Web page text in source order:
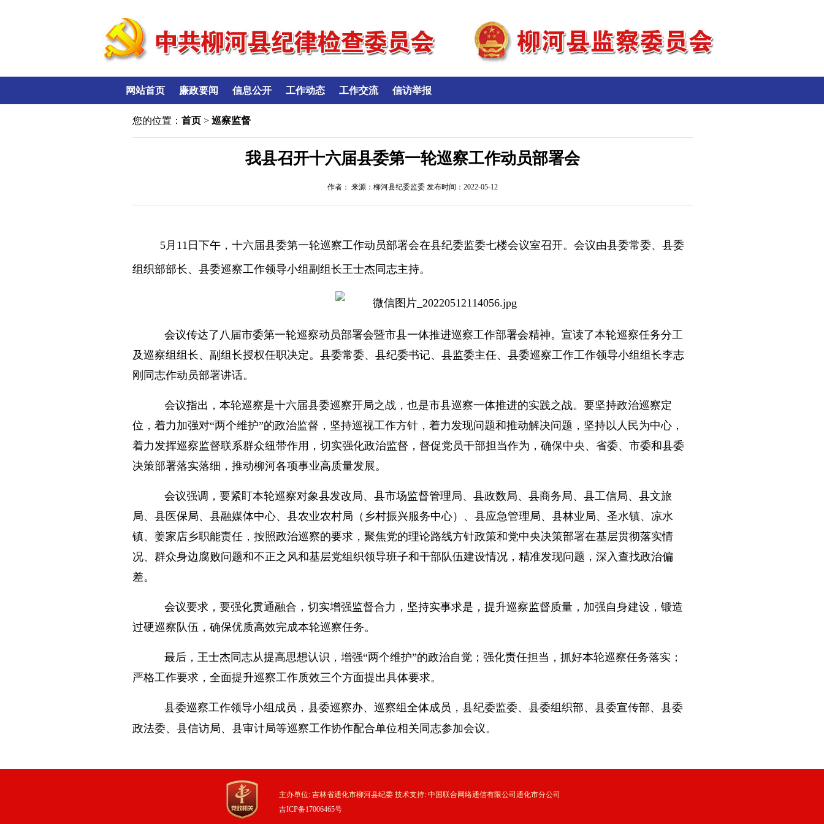
网站首页 廉政要闻 信息公开 工作动态 工作交流 信访举报
您的位置：首页 >巡察监督
我县召开十六届县委第一轮巡察工作动员部署会
作者： 来源：柳河县纪委监委 发布时间：2022-05-12
5月11日下午，十六届县委第一轮巡察工作动员部署会在县纪委监委七楼会议室召开。会议由县委常委、县委
组织部部长、县委巡察工作领导小组副组长王士杰同志主持。
会议传达了八届市委第一轮巡察动员部署会暨市县一体推进巡察工作部署会精神。宣读了本轮巡察任务分工
及巡察组组长、副组长授权任职决定。县委常委、县纪委书记、县监委主任、县委巡察工作工作领导小组组长李志
刚同志作动员部署讲话。
会议指出，本轮巡察是十六届县委巡察开局之战，也是市县巡察一体推进的实践之战。要坚持政治巡察定
位，着力加强对“两个维护”的政治监督，坚持巡视工作方针，着力发现问题和推动解决问题，坚持以人民为中心，
着力发挥巡察监督联系群众纽带作用，切实强化政治监督，督促党员干部担当作为，确保中央、省委、市委和县委
决策部署落实落细，推动柳河各项事业高质量发展。
会议强调，要紧盯本轮巡察对象县发改局、县市场监督管理局、县政数局、县商务局、县工信局、县文旅
局、县医保局、县融媒体中心、县农业农村局（乡村振兴服务中心）、县应急管理局、县林业局、圣水镇、凉水
镇、姜家店乡职能责任，按照政治巡察的要求，聚焦党的理论路线方针政策和党中央决策部署在基层贯彻落实情
况、群众身边腐败问题和不正之风和基层党组织领导班子和干部队伍建设情况，精准发现问题，深入查找政治偏
差。
会议要求，要强化贯通融合，切实增强监督合力，坚持实事求是，提升巡察监督质量，加强自身建设，锻造
过硬巡察队伍，确保优质高效完成本轮巡察任务。
最后，王士杰同志从提高思想认识，增强“两个维护”的政治自觉；强化责任担当，抓好本轮巡察任务落实；
严格工作要求，全面提升巡察工作质效三个方面提出具体要求。
县委巡察工作领导小组成员，县委巡察办、巡察组全体成员，县纪委监委、县委组织部、县委宣传部、县委
政法委、县信访局、县审计局等巡察工作协作配合单位相关同志参加会议。
主办单位: 吉林省通化市柳河县纪委 技术支持: 中国联合网络通信有限公司通化市分公司
吉ICP备17006465号